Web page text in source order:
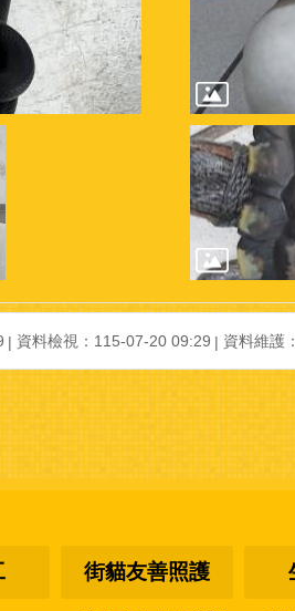
資料檢視：115-07-20 09:29 資料維護
街貓友善照護